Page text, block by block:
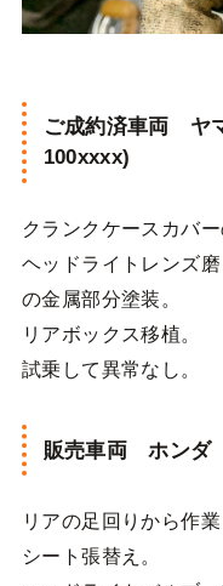
ご成約済車両 ヤ
100xxxx)
クランクケースカバ
ヘッドライトレンズ
の金属部分塗装。
リアボックス移植。
試乗して異常なし。
販売車両 ホンダ
リアの足回りから作
シート張替え。